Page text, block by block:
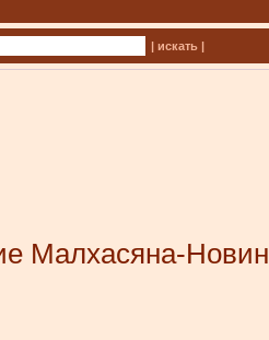
| искать |
Малхасяна-